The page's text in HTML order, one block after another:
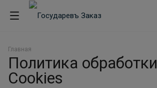
Главная
Политика обработки
Cookies